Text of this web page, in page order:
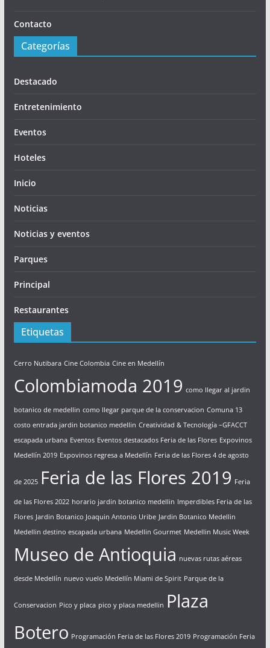
Contacto
Categorías
Destacado
Entretenimiento
Eventos
Hoteles
Inicio
Noticias
Noticias y eventos
Parques
Principal
Restaurantes
Etiquetas
Cerro Nutibara Cine Colombia Cine en Medellín
Colombiamoda 2019 como llegar al jardin
botanico de medellin como llegar parque de la conservacion Comuna 13
costo entrada jardin botanico medellin Creatividad & Tecnología –GFACCT
escapada urbana Eventos Eventos destacados Feria de las Flores Expovinos
Medellín 2019 Expovinos regresa a Medellín Feria de las Flores 4 de agosto
de 2025 Feria de las Flores 2019 Feria
de las Flores 2022 horario jardin botanico medellin Imperdibles Feria de las
Flores Jardin Botanico Joaquin Antonio Uribe Jardin Botanico Medellin
Medellin destino escapada urbana Medellin Gourmet Medellin Music Week
Museo de Antioquia nuevas rutas aéreas
desde Medellín nuevo vuelo Medellín Miami de Spirit Parque de la
Conservacion Pico y placa pico y placa medellin Plaza
Botero Programación Feria de las Flores 2019 Programación Feria